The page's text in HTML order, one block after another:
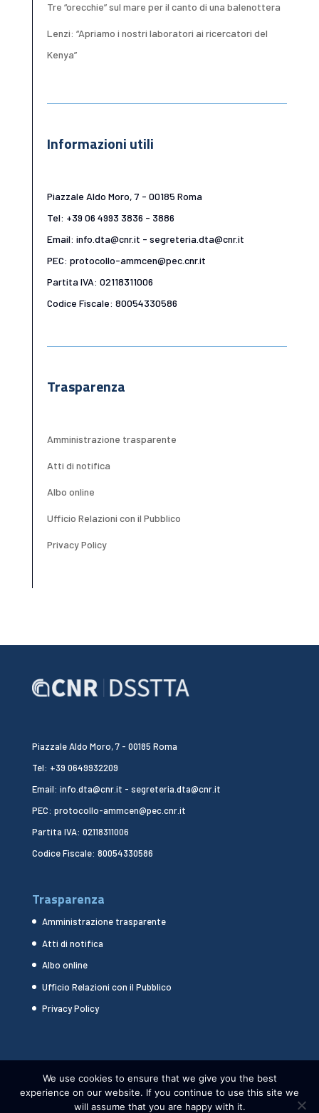
Tre “orecchie” sul mare per il canto di una balenottera
Lenzi: “Apriamo i nostri laboratori ai ricercatori del
Kenya”
Informazioni utili
Piazzale Aldo Moro, 7 - 00185 Roma
Tel: +39 06 4993 3836 - 3886
Email: info.dta@cnr.it - segreteria.dta@cnr.it
PEC: protocollo-ammcen@pec.cnr.it
Partita IVA: 02118311006
Codice Fiscale: 80054330586
Trasparenza
Amministrazione trasparente
Atti di notifica
Albo online
Ufficio Relazioni con il Pubblico
Privacy Policy
Piazzale Aldo Moro, 7 - 00185 Roma
Tel: +39 0649932209
Email: info.dta@cnr.it - segreteria.dta@cnr.it
PEC: protocollo-ammcen@pec.cnr.it
Partita IVA: 02118311006
Codice Fiscale: 80054330586
Trasparenza
Amministrazione trasparente
Atti di notifica
Albo online
Ufficio Relazioni con il Pubblico
Privacy Policy
We use cookies to ensure that we give you the best
experience on our website. If you continue to use this site we
will assume that you are happy with it.